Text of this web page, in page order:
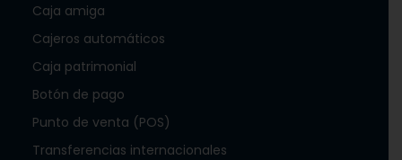
Caja amiga
Cajeros automáticos
Caja patrimonial
Botón de pago
Punto de venta (POS)
Transferencias internacionales